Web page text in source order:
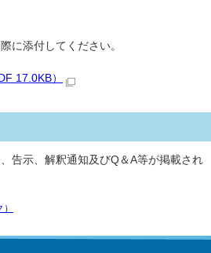
に添付してください。
17.0KB）
告示、解釈通知及びQ＆A等が掲載され